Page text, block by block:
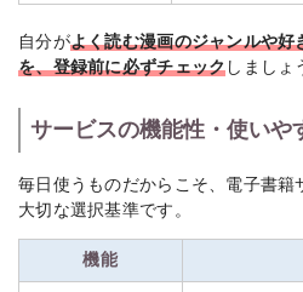
自分がよく読む漫画のジャンルや
を、登録前に必ずチェック しましょ
サービスの機能性・使いや
毎日使うものだからこそ、電子書籍
大切な選択基準です。
機能